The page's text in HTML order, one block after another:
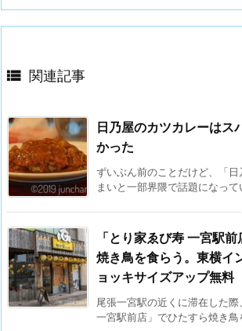
 関連記事
日乃屋のカツカレーはス
かった
ずいぶん前のことだけど、「日
まいと一部界隈で話題になっ
「とり家ゑび寿 一宮駅
焼き鳥を食らう。東横イ
ョッキサイズアップ無料
尾張一宮駅の近くに滞在した
一宮駅前店」でひたすら焼き鳥